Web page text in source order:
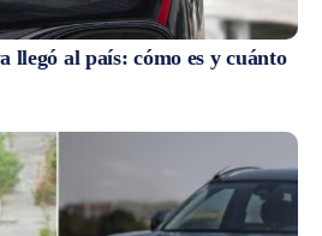
llegó al país: cómo es y cuánto